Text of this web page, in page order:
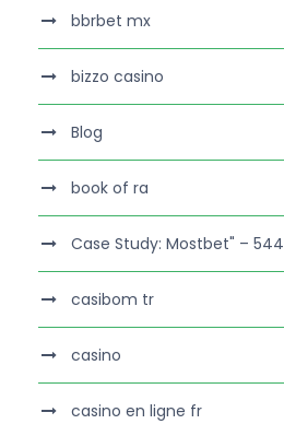
bbrbet mx
bizzo casino
Blog
book of ra
Case Study: Mostbet" – 544
casibom tr
casino
casino en ligne fr